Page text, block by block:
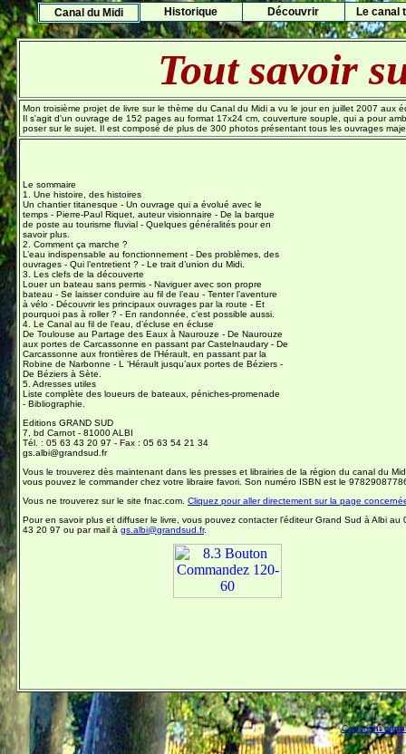
Canal du Midi Historique Découvrir Le canal
Tout savoir
Mon troisième projet de livre sur le thème du Canal du Midi a vu le jour en juillet 2007 aux
Il s'agit d'un ouvrage de 152 pages au format 17x24 cm, couverture souple, qui a pour
poser sur le sujet. Il est composé de plus de 300 photos présentant tous les ouvrages
Le sommaire
1. Une histoire, des histoires
Un chantier titanesque - Un ouvrage qui a évolué avec le
temps - Pierre-Paul Riquet, auteur visionnaire - De la barque
de poste au tourisme fluvial - Quelques généralités pour en
savoir plus.
2. Comment ça marche ?
L’eau indispensable au fonctionnement - Des problèmes, des
ouvrages - Qui l’entretient ? - Le trait d’union du Midi.
3. Les clefs de la découverte
Louer un bateau sans permis - Naviguer avec son propre
bateau - Se laisser conduire au fil de l’eau - Tenter l’aventure
à vélo - Découvrir les principaux ouvrages par la route - Et
pourquoi pas à roller ? - En randonnée, c’est possible aussi.
4. Le Canal au fil de l’eau, d’écluse en écluse
De Toulouse au Partage des Eaux à Naurouze - De Naurouze
aux portes de Carcassonne en passant par Castelnaudary - De
Carcassonne aux frontières de l’Hérault, en passant par la
Robine de Narbonne - L ‘Hérault jusqu’aux portes de Béziers -
De Béziers à Sète.
5. Adresses utiles
Liste complète des loueurs de bateaux, péniches-promenade
- Bibliographie.
Editions GRAND SUD
7, bd Carnot - 81000 ALBI
Tél. : 05 63 43 20 97 - Fax : 05 63 54 21 34
gs.albi@grandsud.fr
Vous le trouverez dès maintenant dans les presses et librairies de la région du canal du
vous pouvez le commander chez votre libraire favori. Son numéro ISBN est le
Vous ne trouverez sur le site fnac.com. Cliquez pour aller directement sur la page
Pour en savoir plus et diffuser le livre, vous pouvez contacter l'éditeur Grand Sud à Albi au
43 20 97 ou par mail à gs.albi@grandsud.fr.
Copyright